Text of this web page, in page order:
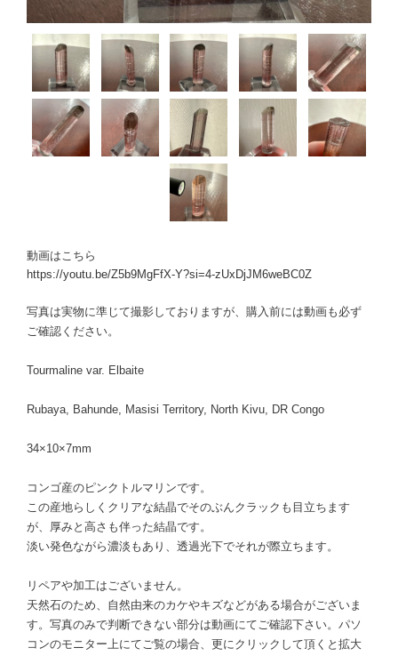
動画はこちら
https://youtu.be/Z5b9MgFfX-Y?si=4-zUxDjJM6weBC0Z
写真は実物に準じて撮影しておりますが、購入前には動画も必ず
ご確認ください。
Tourmaline var. Elbaite
Rubaya, Bahunde, Masisi Territory, North Kivu, DR Congo
34×10×7mm
コンゴ産のピンクトルマリンです。
この産地らしくクリアな結晶でそのぶんクラックも目立ちます
が、厚みと高さも伴った結晶です。
淡い発色ながら濃淡もあり、透過光下でそれが際立ちます。
リペアや加工はございません。
天然石のため、自然由来のカケやキズなどがある場合がございま
す。写真のみで判断できない部分は動画にてご確認下さい。パソ
コンのモニター上にてご覧の場合、更にクリックして頂くと拡大